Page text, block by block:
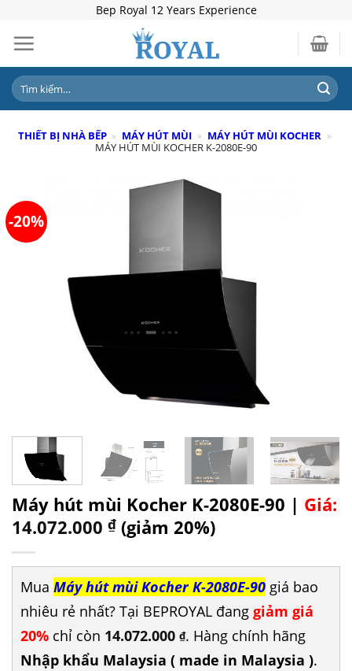
content
Bep Royal 12 Years Experience
Tìm
kiếm:
THIẾT BỊ NHÀ BẾP » MÁY HÚT MÙI » MÁY HÚT MÙI KOCHER »
MÁY HÚT MÙI KOCHER K-2080E-90
-20%
Máy hút mùi Kocher K-2080E-90 | Giá:
14.072.000 ₫ (giảm 20%)
Mua Máy hút mùi Kocher K-2080E-90 giá bao
nhiêu rẻ nhất? Tại BEPROYAL đang giảm giá
20% chỉ còn 14.072.000 ₫. Hàng chính hãng
Nhập khẩu Malaysia ( made in Malaysia ).